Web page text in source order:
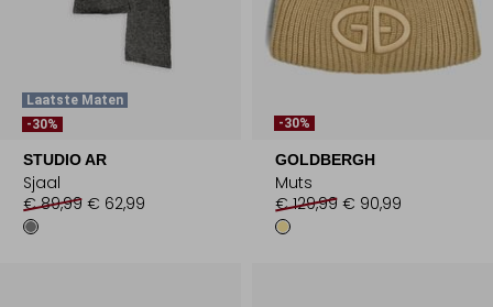
Laatste Maten
-30%
STUDIO AR
Sjaal
€ 89,99 € 62,99
-30%
GOLDBERGH
Muts
€ 129,99 € 90,99